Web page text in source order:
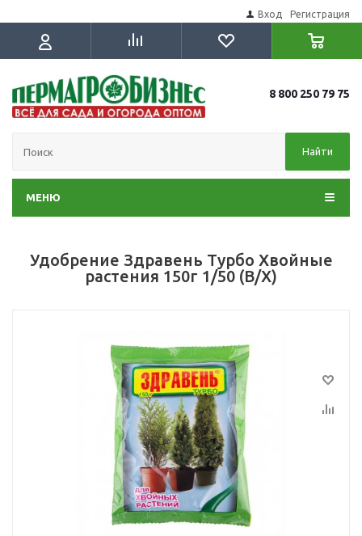
Вход Регистрация
8 800 250 79 75
Найти
МЕНЮ
Удобрение Здравень Турбо Хвойные
растения 150г 1/50 (В/Х)